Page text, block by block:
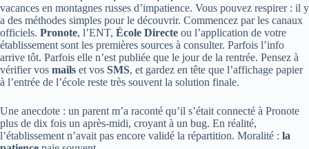
vacances en montagnes russes d’impatience. Vous pouvez respirer : il y
a des méthodes simples pour le découvrir. Commencez par les canaux
officiels. Pronote, l’ENT, École Directe ou l’application de votre
établissement sont les premières sources à consulter. Parfois l’info
arrive tôt. Parfois elle n’est publiée que le jour de la rentrée. Pensez à
vérifier vos mails et vos SMS, et gardez en tête que l’affichage papier
à l’entrée de l’école reste très souvent la solution finale.
Une anecdote : un parent m’a raconté qu’il s’était connecté à Pronote
plus de dix fois un après‑midi, croyant à un bug. En réalité,
l’établissement n’avait pas encore validé la répartition. Moralité : la